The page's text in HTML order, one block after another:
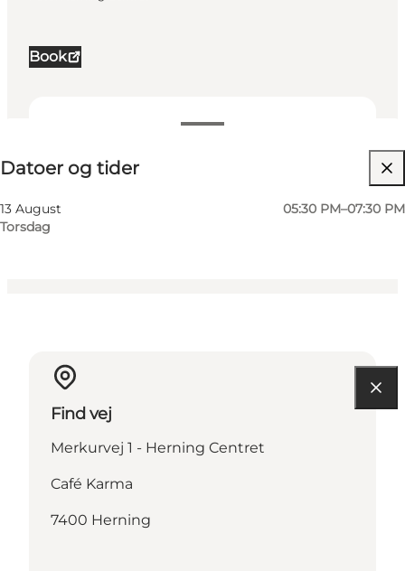
Book
Datoer og tider
13 August
Torsdag
05:30 PM–07:30 PM
Besøg hjemmeside
Venner, Min virksomhed, Mig selv, Min partner
Find vej
Merkurvej 1 - Herning Centret
Café Karma
7400 Herning